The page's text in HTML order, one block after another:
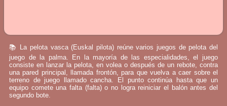
📚 La pelota vasca (Euskal pilota) reúne varios juegos de pelota del
juego de la palma. En la mayoría de las especialidades, el juego
consiste en lanzar la pelota, en volea o después de un rebote, contra
una pared principal, llamada frontón, para que vuelva a caer sobre el
terreno de juego llamado cancha. El punto continúa hasta que un
equipo comete una falta (falta) o no logra reiniciar el balón antes del
segundo bote.